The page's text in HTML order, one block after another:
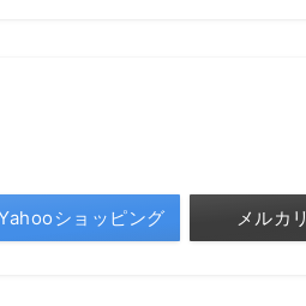
ショッピング メルカリ